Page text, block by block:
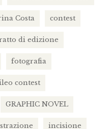
Costa contest
di edizione
fotografia
contest
GRAPHIC NOVEL
incisione